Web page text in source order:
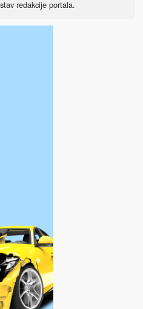
redakcije portala.